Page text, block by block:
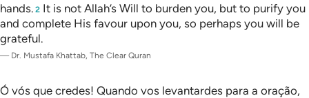
hands. 2 It is not Allah’s Will to burden you, but to purify you
and complete His favour upon you, so perhaps you will be
grateful.
— Dr. Mustafa Khattab, The Clear Quran
Ó vós que credes! Quando vos levantardes para a oração,